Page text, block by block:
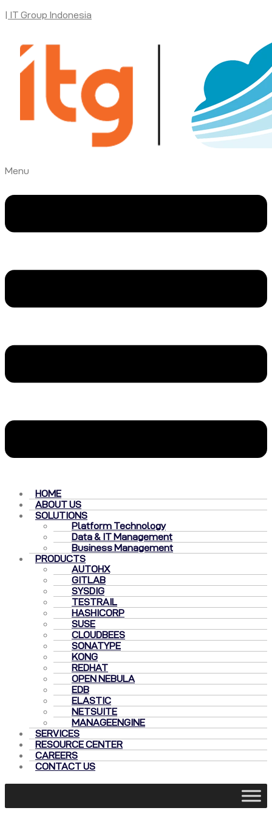
| IT Group Indonesia
Menu
HOME
ABOUT US
SOLUTIONS
Platform Technology
Data & IT Management
Business Management
PRODUCTS
AUTOHX
GITLAB
SYSDIG
TESTRAIL
HASHICORP
SUSE
CLOUDBEES
SONATYPE
KONG
REDHAT
OPEN NEBULA
EDB
ELASTIC
NETSUITE
MANAGEENGINE
SERVICES
RESOURCE CENTER
CAREERS
CONTACT US